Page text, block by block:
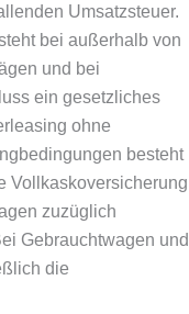
Umsatzsteuer.
bei außerhalb von
und bei
ein gesetzliches
ohne
besteht
Vollkaskoversicherung
zuzüglich
Gebrauchtwagen und
die